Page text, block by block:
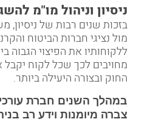
ניסיון וניהול מו"מ
בזכות שנים רבות של ניסיון,
מול נציגי חברות הביטוח
ללקוחותיו את הפיצוי הגבוה
מחויבים לכך שכל לקוח
החוק ובצורה היעילה ביותר.
במהלך השנים חברת עורכי
צברה מיומנות וידע רב